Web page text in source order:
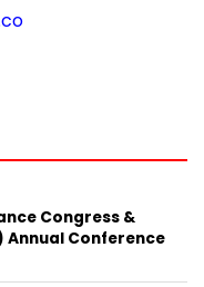
Congress &
Conference